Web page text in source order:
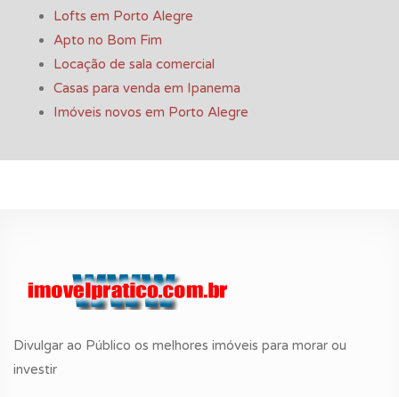
Lofts em Porto Alegre
Apto no Bom Fim
Locação de sala comercial
Casas para venda em Ipanema
Imóveis novos em Porto Alegre
Divulgar ao Público os melhores imóveis para morar ou
investir